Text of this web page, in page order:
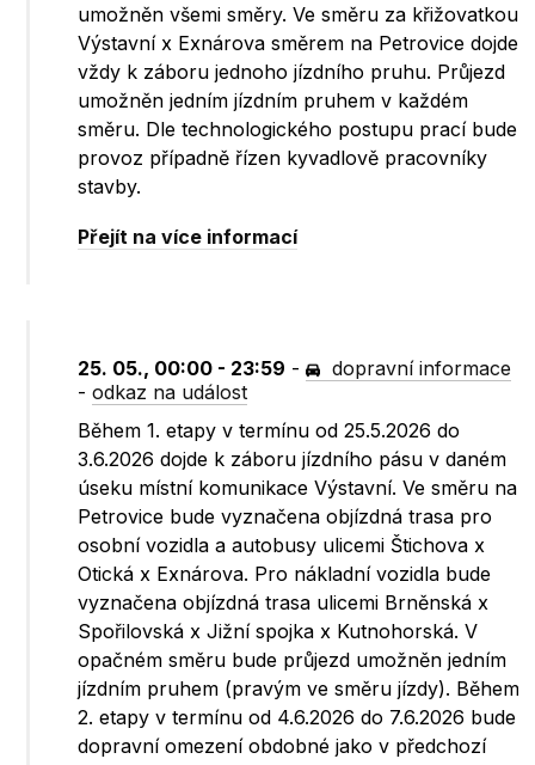
umožněn všemi směry. Ve směru za křižovatkou
Výstavní x Exnárova směrem na Petrovice dojde
vždy k záboru jednoho jízdního pruhu. Průjezd
umožněn jedním jízdním pruhem v každém
směru. Dle technologického postupu prací bude
provoz případně řízen kyvadlově pracovníky
stavby.
Přejít na více informací
25. 05., 00:00 - 23:59 -
dopravní informace
-odkaz na událost
Během 1. etapy v termínu od 25.5.2026 do
3.6.2026 dojde k záboru jízdního pásu v daném
úseku místní komunikace Výstavní. Ve směru na
Petrovice bude vyznačena objízdná trasa pro
osobní vozidla a autobusy ulicemi Štichova x
Otická x Exnárova. Pro nákladní vozidla bude
vyznačena objízdná trasa ulicemi Brněnská x
Spořilovská x Jižní spojka x Kutnohorská. V
opačném směru bude průjezd umožněn jedním
jízdním pruhem (pravým ve směru jízdy). Během
2. etapy v termínu od 4.6.2026 do 7.6.2026 bude
dopravní omezení obdobné jako v předchozí